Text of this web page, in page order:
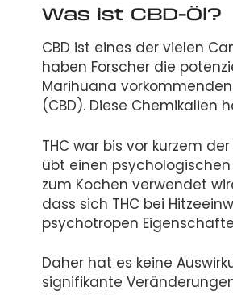
Was ist CBD-Öl?
CBD ist eines der vielen
haben Forscher die
Marihuana
(CBD). Diese Chemikalien
THC war bis vor kurzem
übt einen
zum Kochen verwendet
dass sich THC bei
psychotropen
Daher hat es keine
signifikante